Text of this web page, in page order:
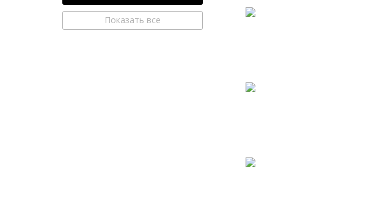
Показать все